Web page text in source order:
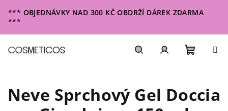
na
obsah
*** OBJEDNÁVKY NAD 300 KČ OBDRŽÍ DÁREK ZDARMA
***
košík
Neve Sprchový Gel Doccia